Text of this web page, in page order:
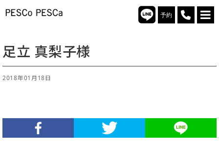
予約
足立 真梨子様
2018年01月18日